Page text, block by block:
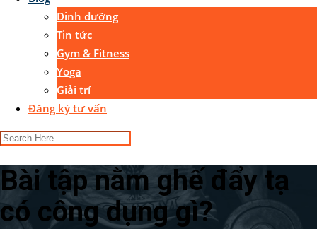
Dinh dưỡng
Tin tức
Gym & Fitness
Yoga
Giải trí
Đăng ký tư vấn
Bài tập nằm ghế đẩy tạ
có công dụng gì?